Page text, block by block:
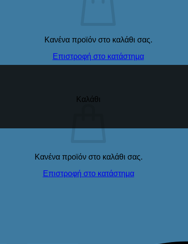
Κανένα προϊόν στο καλάθι σας.
Επιστροφή στο κατάστημα
Καλάθι
Κανένα προϊόν στο καλάθι σας.
Επιστροφή στο κατάστημα